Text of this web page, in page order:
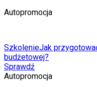
Autopromocja
SzkolenieJak
budżetowej?
Sprawdź
Autopromocja